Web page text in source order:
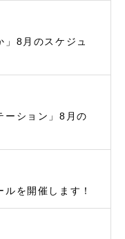
」8月のスケジュ
ーション」8月の
を開催します！